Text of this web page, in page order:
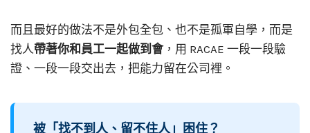
而且最好的做法不是外包全包、也不是孤軍自學，而是
找人帶著你和員工一起做到會，用 RACAE 一段一段驗
證、一段一段交出去，把能力留在公司裡。
被「找不到人、留不住人」困住？